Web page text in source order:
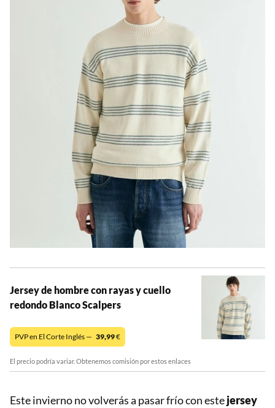
Jersey de hombre con rayas y cuello
redondo Blanco Scalpers
PVP en El Corte Inglés — 39,99€
El precio podría variar. Obtenemos comisión por estos enlaces
Este invierno no volverás a pasar frío con estejersey